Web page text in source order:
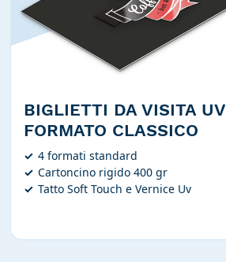
BIGLIETTI DA VISITA UV
FORMATO CLASSICO
4 formati standard
Cartoncino rigido 400 gr
Tatto Soft Touch e Vernice Uv